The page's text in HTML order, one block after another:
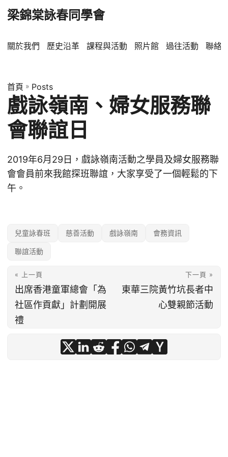
梁錦棠詠春同學會
關於我們 歷史沿革 課程與活動 照片館 過往活動 聯絡
首頁 » Posts
戲詠嶺南、婦女服務聯
會聯誼日
2019年6月29日，戲詠嶺南活動之學員及婦女服務聯
會會員前來我館探班聯誼，大家享受了一個輕鬆的下
午。
兒童詠春班 慈善活動 戲詠嶺南 會務資訊
聯誼活動
« 上一頁
出席香港童軍總會「為
社區作貢獻」計劃開展
禮
下一頁 »
東華三院黃竹坑長者中
心雙親節活動